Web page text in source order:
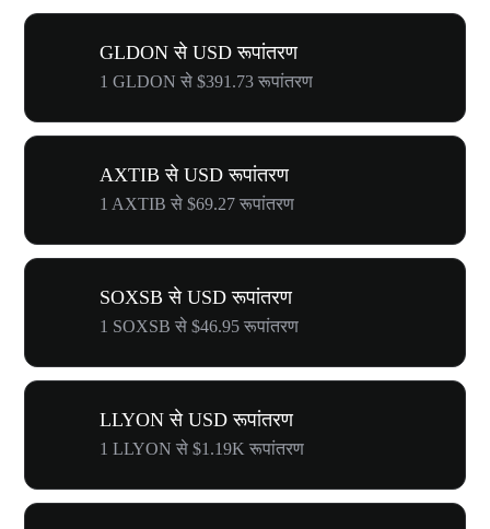
GLDON से USD रूपांतरण
1 GLDON से $391.73 रूपांतरण
AXTIB से USD रूपांतरण
1 AXTIB से $69.27 रूपांतरण
SOXSB से USD रूपांतरण
1 SOXSB से $46.95 रूपांतरण
LLYON से USD रूपांतरण
1 LLYON से $1.19K रूपांतरण